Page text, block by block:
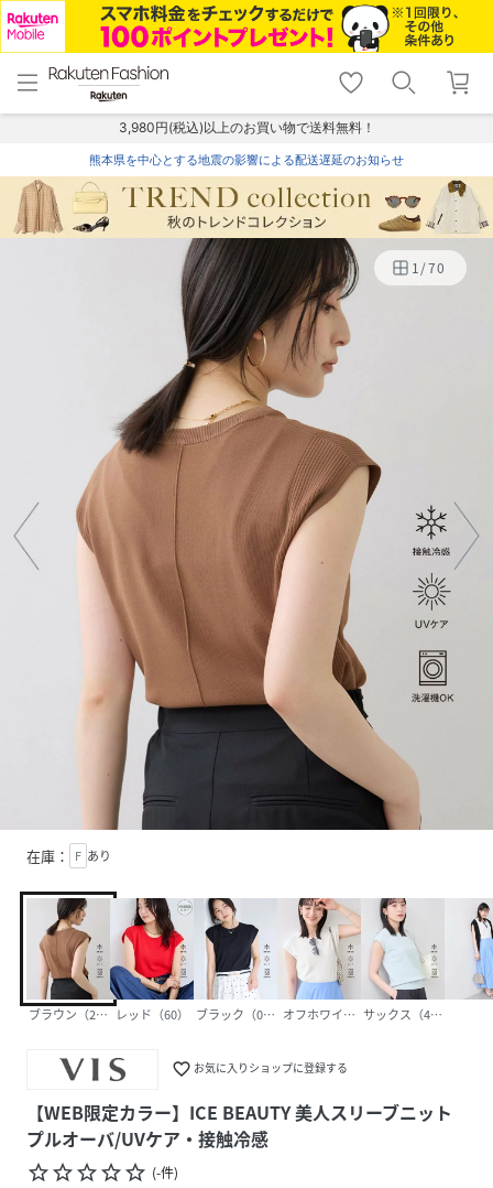
menu home
トップ
shopping_cart lock_outline
ログイン
3,980円(税込)以上のお買い物で送料無料！
熊本県を中心とする地震の影響による配送遅延のお知らせ
1/70
在庫： F あり
ブラウン（22） レッド（60） ブラック（01） オフホワイト（15）サックス（48）
favorite_border お気に入りショップに登録する
【WEB限定カラー】ICE BEAUTY 美人スリーブニット
プルオーバ/UVケア・接触冷感
star_borderstar_borderstar_borderstar_borderstar_border (-件)